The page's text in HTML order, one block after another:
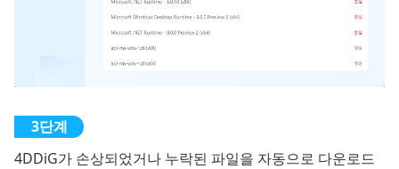
4DDiG가 손상되었거나 누락된 파일을 자동으로 다운로드